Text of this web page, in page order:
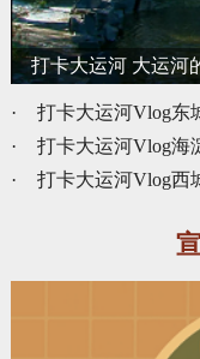
打卡大运河 大运河
·
打卡大运河Vlog东城站
·
打卡大运河Vlog海淀站：
·
打卡大运河Vlog西城站